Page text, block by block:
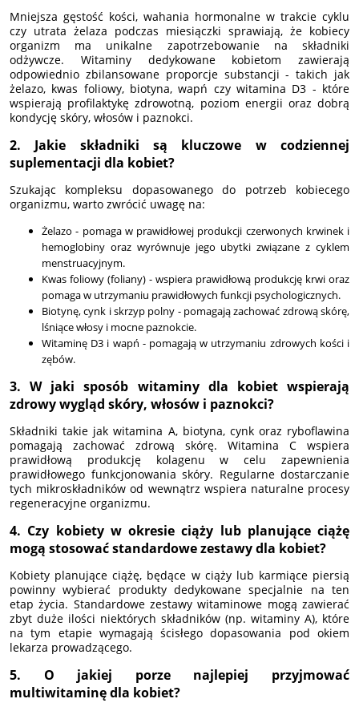
Mniejsza gęstość kości, wahania hormonalne w trakcie cyklu
czy utrata żelaza podczas miesiączki sprawiają, że kobiecy
organizm ma unikalne zapotrzebowanie na składniki
odżywcze. Witaminy dedykowane kobietom zawierają
odpowiednio zbilansowane proporcje substancji - takich jak
żelazo, kwas foliowy, biotyna, wapń czy witamina D3 - które
wspierają profilaktykę zdrowotną, poziom energii oraz dobrą
kondycję skóry, włosów i paznokci.
2. Jakie składniki są kluczowe w codziennej
suplementacji dla kobiet?
Szukając kompleksu dopasowanego do potrzeb kobiecego
organizmu, warto zwrócić uwagę na:
Żelazo - pomaga w prawidłowej produkcji czerwonych krwinek i
hemoglobiny oraz wyrównuje jego ubytki związane z cyklem
menstruacyjnym.
Kwas foliowy (foliany) - wspiera prawidłową produkcję krwi oraz
pomaga w utrzymaniu prawidłowych funkcji psychologicznych.
Biotynę, cynk i skrzyp polny - pomagają zachować zdrową skórę,
lśniące włosy i mocne paznokcie.
Witaminę D3 i wapń - pomagają w utrzymaniu zdrowych kości i
zębów.
3. W jaki sposób witaminy dla kobiet wspierają
zdrowy wygląd skóry, włosów i paznokci?
Składniki takie jak witamina A, biotyna, cynk oraz ryboflawina
pomagają zachować zdrową skórę. Witamina C wspiera
prawidłową produkcję kolagenu w celu zapewnienia
prawidłowego funkcjonowania skóry. Regularne dostarczanie
tych mikroskładników od wewnątrz wspiera naturalne procesy
regeneracyjne organizmu.
4. Czy kobiety w okresie ciąży lub planujące ciążę
mogą stosować standardowe zestawy dla kobiet?
Kobiety planujące ciążę, będące w ciąży lub karmiące piersią
powinny wybierać produkty dedykowane specjalnie na ten
etap życia. Standardowe zestawy witaminowe mogą zawierać
zbyt duże ilości niektórych składników (np. witaminy A), które
na tym etapie wymagają ścisłego dopasowania pod okiem
lekarza prowadzącego.
5. O jakiej porze najlepiej przyjmować
multiwitaminę dla kobiet?